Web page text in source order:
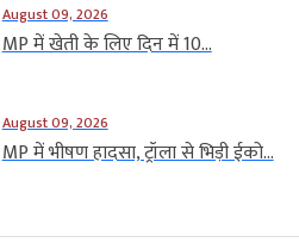
August 09, 2026
MP में खेती के लिए दिन में 10...
August 09, 2026
MP में भीषण हादसा, ट्रॉला से भिड़ी ईको...